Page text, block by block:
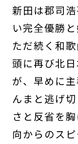
新田は郡司
い完全優勝
ただ続く和
頭に再び北
が、早めに
んまと逃げ
さと反省を
向からのス